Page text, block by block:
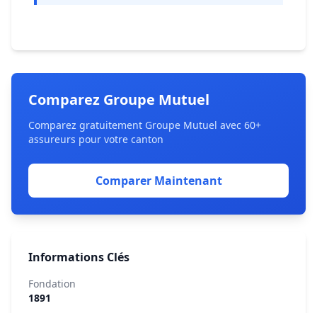
Comparez Groupe Mutuel
Comparez gratuitement Groupe Mutuel avec 60+
assureurs pour votre canton
Comparer Maintenant
Informations Clés
Fondation
1891